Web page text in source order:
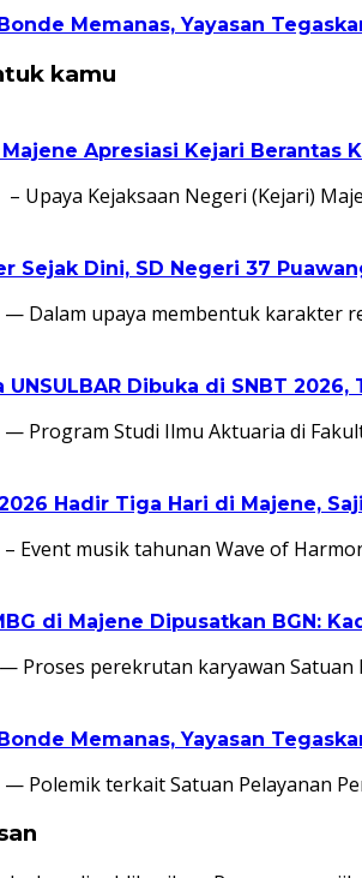
Memanas, Yayasan
kamu
Majene Apresiasi Kejari
– Upaya Kejaksaan Negeri (Kejari)
Sejak Dini, SD Negeri 37
— Dalam upaya membentuk
Dibuka di SNBT
— Program Studi Ilmu Aktuaria di
Hadir Tiga Hari di Majene,
– Event musik tahunan Wave of
di Majene Dipusatkan BGN:
— Proses perekrutan karyawan
Memanas, Yayasan
— Polemik terkait Satuan Pelayanan